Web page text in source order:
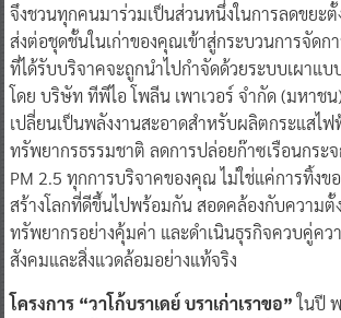
จึงชวนทุกคนมาร่วมเป็นส่วนหนึ่งในการลดขยะ
ส่งต่อชุดชั้นในเก่าของคุณเข้าสู่กระบวนการจัดก
ที่ได้รับบริจาคจะถูกนำไปกำจัดด้วยระบบเผาแบ
โดย บริษัท ทีพีไอ โพลีน เพาเวอร์ จำกัด (มหาช
เปลี่ยนเป็นพลังงานสะอาดสำหรับผลิตกระแสไฟ
ทรัพยากรธรรมชาติ ลดการปล่อยก๊าซเรือนกร
PM 2.5 ทุกการบริจาคของคุณ ไม่ใช่แค่การทิ้งข
สร้างโลกที่ดีขึ้นไปพร้อมกัน สอดคล้องกับความตั้
ทรัพยากรอย่างคุ้มค่า และดำเนินธุรกิจควบคู่ค
สังคมและสิ่งแวดล้อมอย่างแท้จริง
โครงการ “วาโก้บราเดย์ บราเก่าเราขอ”ในปี